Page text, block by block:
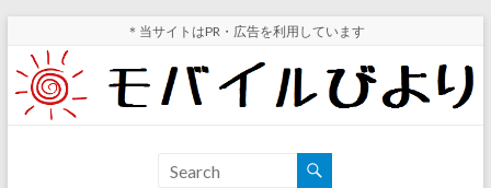
content
＊当サイトはPR・広告を利用しています